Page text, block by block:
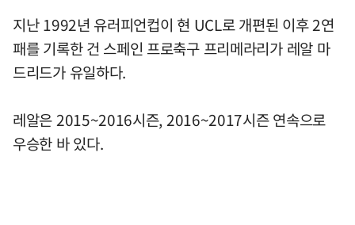
지난 1992년 유러피언컵이 현 UCL로 개편된 이후 2연
패를 기록한 건 스페인 프로축구 프리메라리가 레알 마
드리드가 유일하다.
레알은 2015~2016시즌, 2016~2017시즌 연속으로
우승한 바 있다.